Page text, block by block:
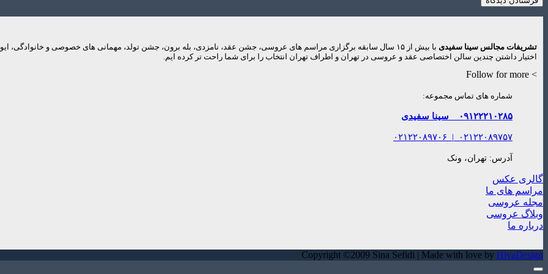
تشریفات مجالس سینا سفیدی
با بیش از ۱۵ سال سابقه برگزاری مراسم های عروسی، جشن عقد، نامزدی، بله برون، جشن تولد، مهمانی های خصوصی و
اختیار داشتن چندین سالن اختصاصی عقد و عروسی در تهران و اطراف تهران انتخاب را برای شما راحت تر کرده ایم.
> Follow for more
شماره های تماس مجموعه:
۰۹۱۲۲۲۱۰۲۸۵ سینا سفیدی
۰۲۱۲۲۰۸۹۷۵۷ | ۰۲۱۲۲۰۸۹۷۰۶
آدرس: تهران، ونک
گالری عکس
مراسم های ما
مجله عروسی
وبلاگ عروسی
درباره ما
Copyright ©2009 Sina Sefidi | Made with love by HivaDesign